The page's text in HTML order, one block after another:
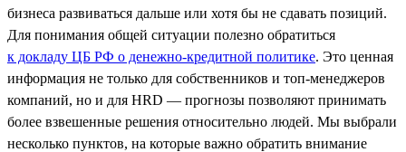
бизнеса развиваться дальше или хотя бы не сдавать позиций.
Для понимания общей ситуации полезно обратиться
к докладу ЦБ РФ о денежно-кредитной политике. Это ценная
информация не только для собственников и топ-менеджеров
компаний, но и для HRD — прогнозы позволяют принимать
более взвешенные решения относительно людей. Мы выбрали
несколько пунктов, на которые важно обратить внимание